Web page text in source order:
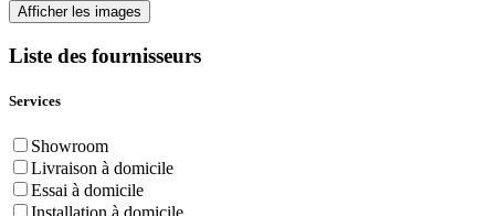
Afficher les images
Liste des fournisseurs
Services
Showroom
Livraison à domicile
Essai à domicile
Installation à domicile